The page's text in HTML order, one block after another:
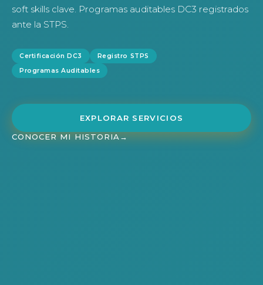
soft skills clave. Programas auditables DC3 registrados
ante la STPS.
Certificación DC3
Registro STPS
Programas Auditables
EXPLORAR SERVICIOS
CONOCER MI HISTORIA